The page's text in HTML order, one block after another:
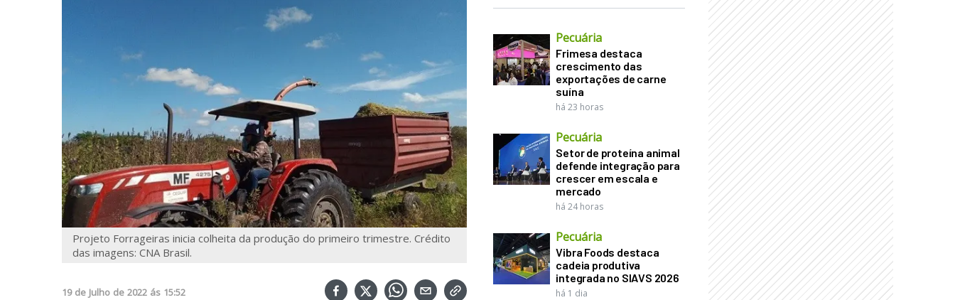
Projeto Forrageiras inicia colheita da produção do primeiro trimestre. Crédito
das imagens: CNA Brasil.
19 de Julho de 2022 ás 15:52
Pecuária
Frimesa destaca
crescimento das
exportações de carne
suína
há 23 horas
Pecuária
Setor de proteína animal
defende integração para
crescer em escala e
mercado
há 24 horas
Pecuária
Vibra Foods destaca
cadeia produtiva
integrada no SIAVS 2026
há 1 dia